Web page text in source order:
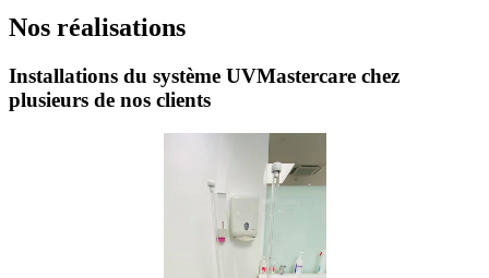
Nos réalisations
Installations du système UVMastercare chez
plusieurs de nos clients